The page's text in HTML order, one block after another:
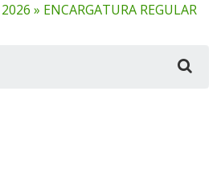
» ENCARGATURA REGULAR